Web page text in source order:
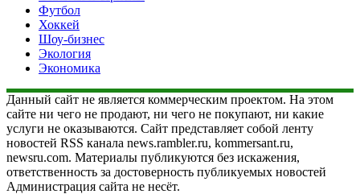
Футбол
Хоккей
Шоу-бизнес
Экология
Экономика
Данный сайт не является коммерческим проектом. На этом
сайте ни чего не продают, ни чего не покупают, ни какие
услуги не оказываются. Сайт представляет собой ленту
новостей RSS канала news.rambler.ru, kommersant.ru,
newsru.com. Материалы публикуются без искажения,
ответственность за достоверность публикуемых новостей
Администрация сайта не несёт.